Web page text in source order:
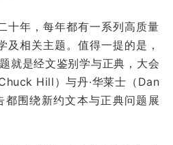
十年，每年都有一系列高质量
及相关主题。值得一提的是，
就是经文鉴别学与正典，大会
Hill）与丹·华莱士（Dan
围绕新约文本与正典问题展